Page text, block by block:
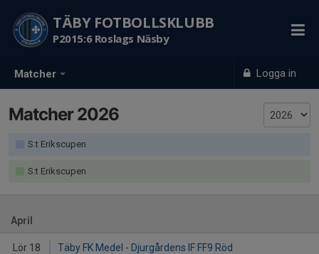
Matcher Logga in
TÄBY FOTBOLLSKLUBB
P2015:6 Roslags Näsby
Matcher 2026
S:t Erikscupen
S:t Erikscupen
April
Lör 18
Täby FK Medel - Djurgårdens IF FF9 Röd